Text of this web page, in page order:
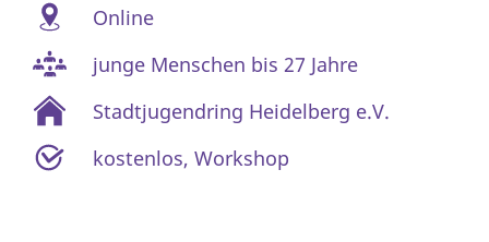
Online
junge Menschen bis 27 Jahre
Stadtjugendring Heidelberg e.V.
kostenlos,Workshop